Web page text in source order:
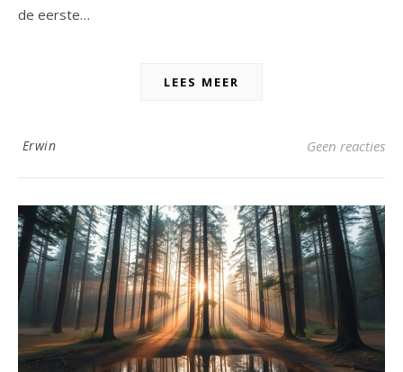
de eerste…
LEES MEER
Erwin Geen reacties